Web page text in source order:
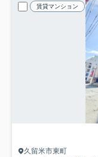
賃貸マンション
久留米市東町